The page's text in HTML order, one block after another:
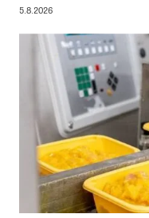
5.8.2026